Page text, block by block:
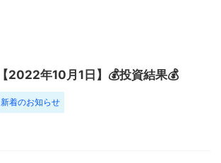
【2022年10月1日】💰投資結果💰
新着のお知らせ